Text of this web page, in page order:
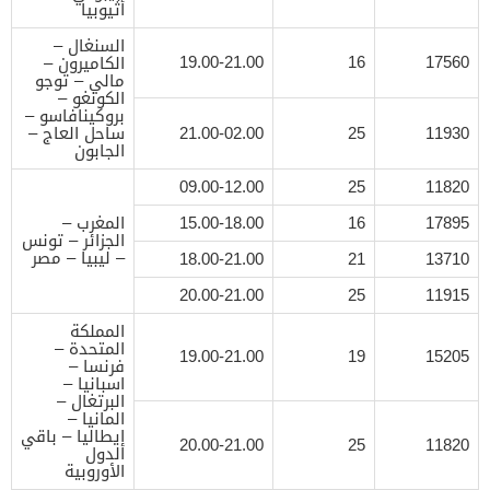
أثيوبيا
17560
16
19.00-21.00
السنغال –
الكاميرون –
مالي – توجو
الكونغو –
بروكينافاسو –
ساحل العاج –
الجابون
11930
25
21.00-02.00
11820
25
09.00-12.00
المغرب –
الجزائر – تونس
– ليبيا – مصر
17895
16
15.00-18.00
13710
21
18.00-21.00
11915
25
20.00-21.00
15205
19
19.00-21.00
المملكة
المتحدة –
فرنسا –
اسبانيا –
البرتغال –
المانيا –
إيطاليا – باقي
الدول
الأوروبية
11820
25
20.00-21.00